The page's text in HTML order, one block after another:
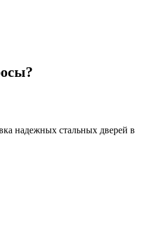
надежных стальных дверей в